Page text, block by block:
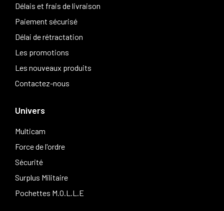
Délais et frais de livraison
Paiement sécurisé
Délai de rétractation
Les promotions
Les nouveaux produits
Contactez-nous
Univers
Multicam
Force de l'ordre
Sécurité
Surplus Militaire
Pochettes M.O.L.L.E